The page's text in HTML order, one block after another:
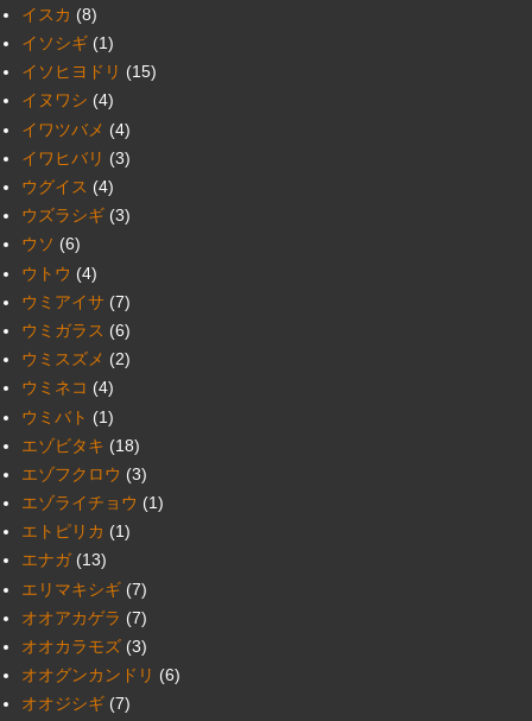
イスカ (8)
イソシギ (1)
イソヒヨドリ (15)
イヌワシ (4)
イワツバメ (4)
イワヒバリ (3)
ウグイス (4)
ウズラシギ (3)
ウソ (6)
ウトウ (4)
ウミアイサ (7)
ウミガラス (6)
ウミスズメ (2)
ウミネコ (4)
ウミバト (1)
エゾビタキ (18)
エゾフクロウ (3)
エゾライチョウ (1)
エトピリカ (1)
エナガ (13)
エリマキシギ (7)
オオアカゲラ (7)
オオカラモズ (3)
オオグンカンドリ (6)
オオジシギ (7)